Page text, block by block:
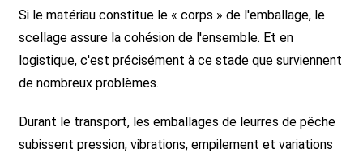
Si le matériau constitue le « corps » de l'emballage, le
scellage assure la cohésion de l'ensemble. Et en
logistique, c'est précisément à ce stade que surviennent
de nombreux problèmes.
Durant le transport, les emballages de leurres de pêche
subissent pression, vibrations, empilement et variations